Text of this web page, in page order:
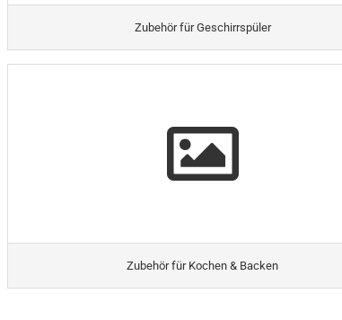
Zubehör für Geschirrspüler
Zubehör für Kochen & Backen